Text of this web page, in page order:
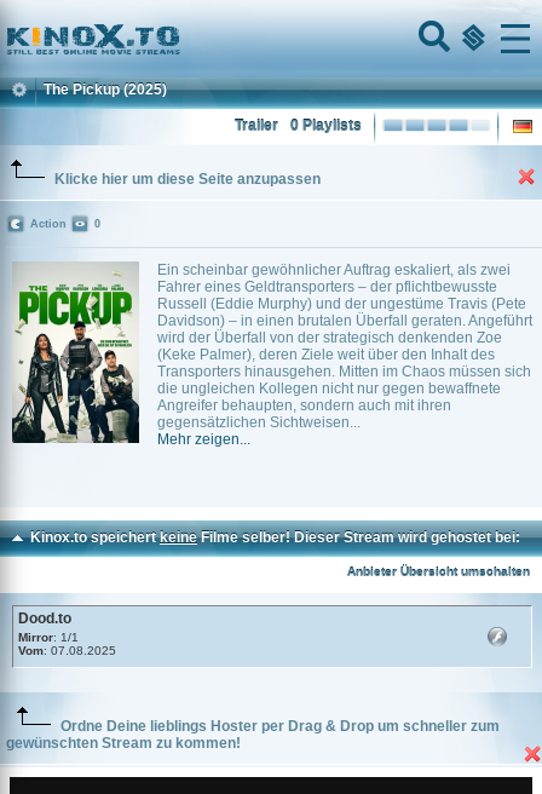
Home
Menu
The Pickup (2025)
0 Playlists
Trailer
Klicke hier um diese Seite anzupassen
Ein scheinbar gewöhnlicher Auftrag eskaliert, als zwei
Fahrer eines Geldtransporters – der pflichtbewusste
Russell (Eddie Murphy) und der ungestüme Travis (Pete
Davidson) – in einen brutalen Überfall geraten. Angeführt
wird der Überfall von der strategisch denkenden Zoe
(Keke Palmer), deren Ziele weit über den Inhalt des
Transporters hinausgehen. Mitten im Chaos müssen sich
die ungleichen Kollegen nicht nur gegen bewaffnete
Angreifer behaupten, sondern auch mit ihren
gegensätzlichen Sichtweisen...
Mehr zeigen...
Action 0
Kinox.to speichertkeineFilme selber! Dieser Stream wird gehostet bei:
Anbieter Übersicht umschalten
Dood.to
Mirror: 1/1
Vom: 07.08.2025
Ordne Deine lieblings Hoster per Drag & Drop um schneller zum
gewünschten Stream zu kommen!